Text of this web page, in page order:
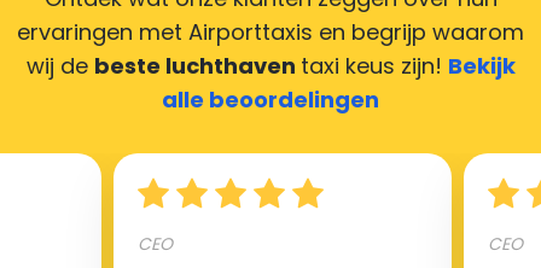
maken door uw feedback achter te laten en wij
zorgen ervoor dat uw chauffeur deze krijgt.
Hoeveel kost een luchthaven taxi transfer?
ervaringen met Airporttaxis en begrijp waarom
wij de beste luchthaven taxi keus zijn! Bekijk
alle beoordelingen
CEO CEO